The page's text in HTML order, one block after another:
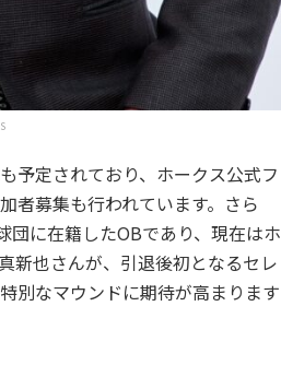
予定されており、ホークス公式フ
者募集も行われています。さら
団に在籍したOBであり、現在はホ
新也さんが、引退後初となるセレ
別なマウンドに期待が高まります